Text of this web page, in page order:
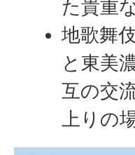
た貴重
地歌舞
と東美
互の交
上りの